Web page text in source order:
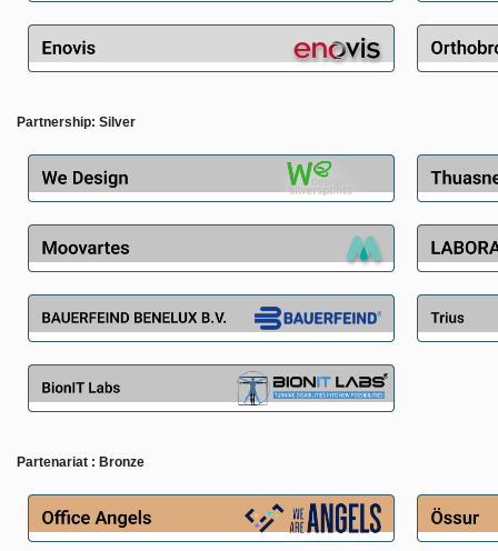
Partnership: Silver
Partenariat : Bronze